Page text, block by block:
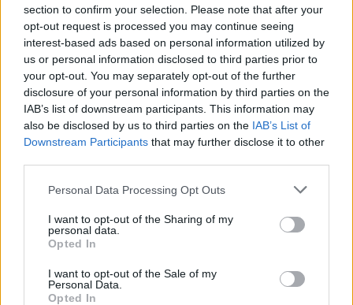
section to confirm your selection. Please note that after your
opt-out request is processed you may continue seeing
interest-based ads based on personal information utilized by
us or personal information disclosed to third parties prior to
your opt-out. You may separately opt-out of the further
disclosure of your personal information by third parties on the
IAB’s list of downstream participants. This information may
also be disclosed by us to third parties on the IAB’s List of
Downstream Participants that may further disclose it to other
Please note that this website/app uses one or more Google
not limited to your visit or usage behaviour. You may click to
grant or deny consent to Google and its third-party tags to
use your data for below specified purposes in below Google
consent section.
Personal Data Processing Opt Outs
I want to opt-out of the Sharing of my
personal data.
Opted In
I want to opt-out of the Sale of my
Personal Data.
Opted In
ΠΑΣΟΚ αντέδρασε οργισμένα, με τον πρόεδρό
του να προαναγγέλλει προσφυγή στη Δικαιοσύνη
κατά του υπουργού Υγείας.
Στο ίδιο μήκος κύματος κινήθηκε λίγο αργότερα
και ο κυβερνητικός εκπρόσωπος Παύλος
Μαρινάκης, ο οποίος,κατά την ενημέρωση των
πολιτικών συντακτών, διευκρίνισε ότι δεν
τίθεται θέμα νομιμότητας, αλλά έκανε λόγο για
Δικαιοσύνη», ανέφερε, θέτοντας παράλληλα το
ερώτημα πώς ο κ. Ανδρουλάκης, ο οποίος –
όπως είπε – έχει αμφισβητήσει θεσμούς και
αποφάσεις, «να εισπράττει εκατομμύρια ευρώ